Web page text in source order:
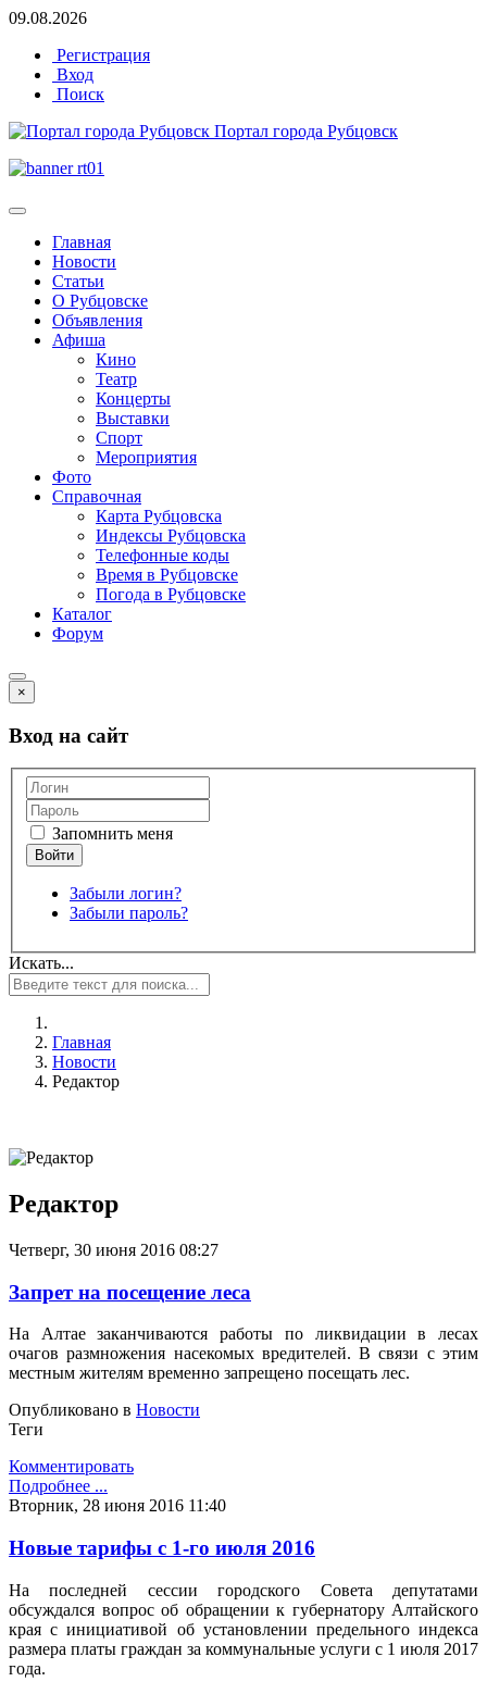
09.08.2026
Регистрация
Вход
Поиск
Портал города Рубцовск
Главная
Новости
Статьи
О Рубцовске
Объявления
Афиша
Кино
Театр
Концерты
Выставки
Спорт
Мероприятия
Фото
Справочная
Карта Рубцовска
Индексы Рубцовска
Телефонные коды
Время в Рубцовске
Погода в Рубцовске
Каталог
Форум
×
Вход на сайт
Запомнить меня
Забыли логин?
Забыли пароль?
Искать...
Главная
Новости
Редактор
Редактор
Четверг, 30 июня 2016 08:27
Запрет на посещение леса
На Алтае заканчиваются работы по ликвидации в лесах
очагов размножения насекомых вредителей. В связи с этим
местным жителям временно запрещено посещать лес.
Опубликовано в Новости
Теги
Комментировать
Подробнее ...
Вторник, 28 июня 2016 11:40
Новые тарифы с 1-го июля 2016
На последней сессии городского Совета депутатами
обсуждался вопрос об обращении к губернатору Алтайского
края с инициативой об установлении предельного индекса
размера платы граждан за коммунальные услуги с 1 июля 2017
года.